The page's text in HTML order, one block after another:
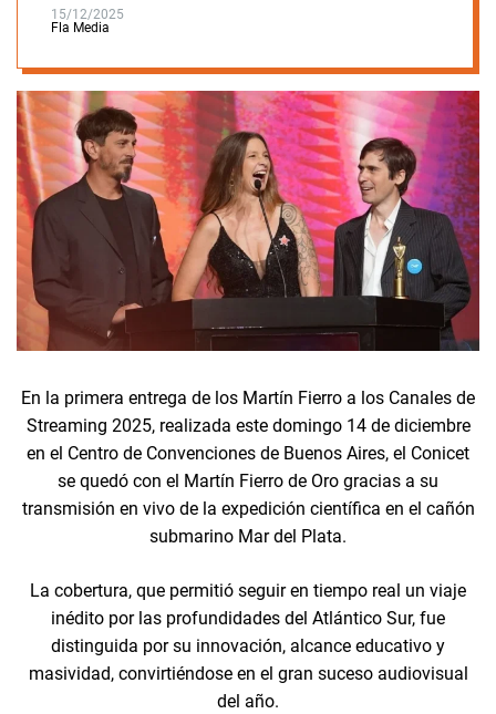
15/12/2025
Fla Media
En la primera entrega de los Martín Fierro a los Canales de
Streaming 2025, realizada este domingo 14 de diciembre
en el Centro de Convenciones de Buenos Aires, el Conicet
se quedó con el Martín Fierro de Oro gracias a su
transmisión en vivo de la expedición científica en el cañón
submarino Mar del Plata.
La cobertura, que permitió seguir en tiempo real un viaje
inédito por las profundidades del Atlántico Sur, fue
distinguida por su innovación, alcance educativo y
masividad, convirtiéndose en el gran suceso audiovisual
del año.